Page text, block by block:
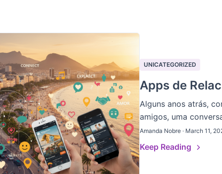
UNICATEGORIZED
Apps de
Alguns anos atrás,
amigos, uma
Amanda Nobre · March 11,
Keep Reading